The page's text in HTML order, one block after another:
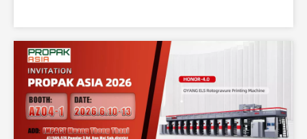
Неодамна, за да обезбеди јасна комуникација
со нашите глобални партнери, OUNUO Group
сака да обезбеди официјално и унифицирано
појаснување во врска со односот и
позиционирањето на нашите три идентитети
на брендот:
OUNUO · OYANG · ALLW